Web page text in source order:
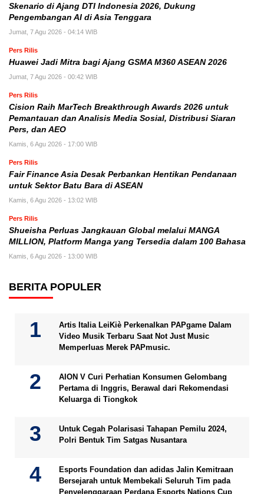
Skenario di Ajang DTI Indonesia 2026, Dukung
Pengembangan AI di Asia Tenggara
Jumat, 7 Agu 2026 - 04:14 WIB
Pers Rilis
Huawei Jadi Mitra bagi Ajang GSMA M360 ASEAN 2026
Jumat, 7 Agu 2026 - 00:42 WIB
Pers Rilis
Cision Raih MarTech Breakthrough Awards 2026 untuk
Pemantauan dan Analisis Media Sosial, Distribusi Siaran
Pers, dan AEO
Kamis, 6 Agu 2026 - 17:00 WIB
Pers Rilis
Fair Finance Asia Desak Perbankan Hentikan Pendanaan
untuk Sektor Batu Bara di ASEAN
Kamis, 6 Agu 2026 - 13:02 WIB
Pers Rilis
Shueisha Perluas Jangkauan Global melalui MANGA
MILLION, Platform Manga yang Tersedia dalam 100 Bahasa
Kamis, 6 Agu 2026 - 13:00 WIB
BERITA POPULER
Artis Italia LeiKiè Perkenalkan PAPgame Dalam
Video Musik Terbaru Saat Not Just Music
Memperluas Merek PAPmusic.
AION V Curi Perhatian Konsumen Gelombang
Pertama di Inggris, Berawal dari Rekomendasi
Keluarga di Tiongkok
Untuk Cegah Polarisasi Tahapan Pemilu 2024,
Polri Bentuk Tim Satgas Nusantara
Esports Foundation dan adidas Jalin Kemitraan
Bersejarah untuk Membekali Seluruh Tim pada
Penyelenggaraan Perdana Esports Nations Cup